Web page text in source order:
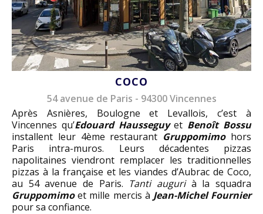
COCO
54 avenue de Paris - 94300 Vincennes
Après Asnières, Boulogne et Levallois, c’est à
Vincennes qu’Edouard Hausseguyet Benoît Bossu
installent leur 4ème restaurant Gruppomimo hors
Paris intra-muros. Leurs décadentes pizzas
napolitaines viendront remplacer les traditionnelles
pizzas à la française et les viandes d’Aubrac de Coco,
au 54 avenue de Paris. Tanti auguri à la squadra
Gruppomimoet mille mercis à Jean-Michel Fournier
pour sa confiance.